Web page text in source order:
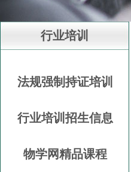
行业培训
法规强制持证培训
行业培训招生信息
物学网精品课程